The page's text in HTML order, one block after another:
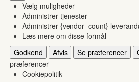
Vælg muligheder
Administrer tjenester
Administrer {vendor_count}
Læs mere om disse formål
Godkend
Afvis Se præferencer
præferencer
Cookiepolitik